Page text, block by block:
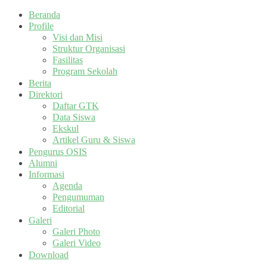
Beranda
Profile
Visi dan Misi
Struktur Organisasi
Fasilitas
Program Sekolah
Berita
Direktori
Daftar GTK
Data Siswa
Ekskul
Artikel Guru & Siswa
Pengurus OSIS
Alumni
Informasi
Agenda
Pengumuman
Editorial
Galeri
Galeri Photo
Galeri Video
Download